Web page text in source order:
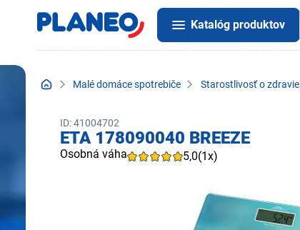
Katalóg produktov
Malé domáce spotrebiče Starostlivosť o zdravie
ID: 41004702
ETA 178090040 BREEZE
Osobná váha 5,0(1x)